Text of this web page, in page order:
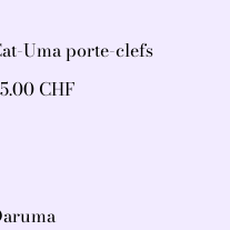
Uma porte-clefs
CHF